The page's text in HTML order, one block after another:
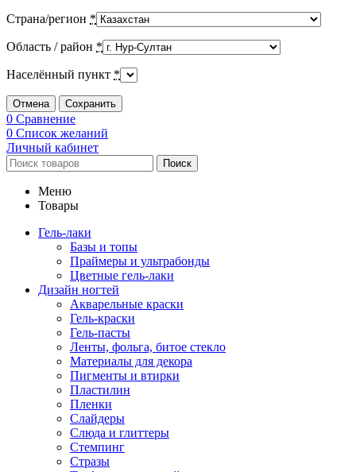
Страна/регион *
Область / район *
Населённый пункт *
Отмена Сохранить
0 Сравнение
0 Список желаний
Личный кабинет
Поиск
Меню
Товары
Гель-лаки
Базы и топы
Праймеры и ультрабонды
Цветные гель-лаки
Дизайн ногтей
Акварельные краски
Гель-краски
Гель-пасты
Ленты, фольга, битое стекло
Материалы для декора
Пигменты и втирки
Пластилин
Пленки
Слайдеры
Слюда и глиттеры
Стемпинг
Стразы